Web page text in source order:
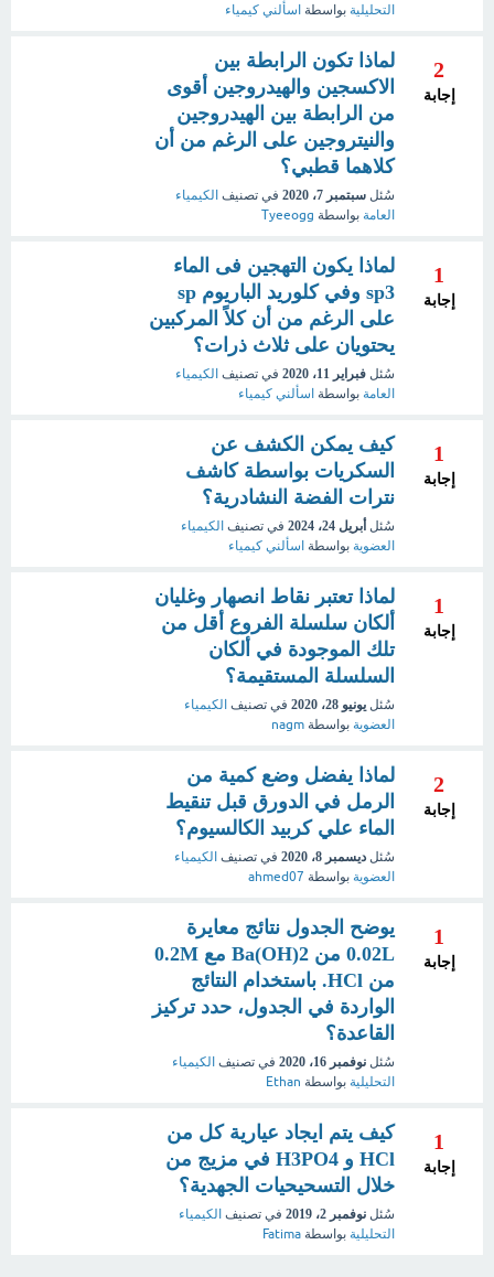
التحليلية بواسطة اسألني كيمياء
2
إجابة
لماذا تكون الرابطة بين
الاكسجين والهيدروجين أقوى
من الرابطة بين الهيدروجين
والنيتروجين على الرغم من أن
كلاهما قطبي؟
سُئل سبتمبر 7، 2020 في تصنيف الكيمياء
العامة بواسطة Tyeeogg
1
إجابة
لماذا يكون التهجين فى الماء
sp3 وفي كلوريد الباريوم sp
على الرغم من أن كلاً المركبين
يحتويان على ثلاث ذرات؟
سُئل فبراير 11، 2020 في تصنيف الكيمياء
العامة بواسطة اسألني كيمياء
1
إجابة
كيف يمكن الكشف عن
السكريات بواسطة كاشف
نترات الفضة النشادرية؟
سُئل أبريل 24، 2024 في تصنيف الكيمياء
العضوية بواسطة اسألني كيمياء
1
إجابة
لماذا تعتبر نقاط انصهار وغليان
ألكان سلسلة الفروع أقل من
تلك الموجودة في ألكان
السلسلة المستقيمة؟
سُئل يونيو 28، 2020 في تصنيف الكيمياء
العضوية بواسطة nagm
2
إجابة
لماذا يفضل وضع كمية من
الرمل في الدورق قبل تنقيط
الماء علي كربيد الكالسيوم؟
سُئل ديسمبر 8، 2020 في تصنيف الكيمياء
العضوية بواسطة ahmed07
1
إجابة
يوضح الجدول نتائج معايرة
0.02L من Ba(OH)2 مع 0.2M
من HCl. باستخدام النتائج
الواردة في الجدول، حدد تركيز
القاعدة؟
سُئل نوفمبر 16، 2020 في تصنيف الكيمياء
التحليلية بواسطة Ethan
1
إجابة
كيف يتم ايجاد عيارية كل من
HCl و H3PO4 في مزيج من
خلال التسحيحيات الجهدية؟
سُئل نوفمبر 2، 2019 في تصنيف الكيمياء
التحليلية بواسطة Fatima